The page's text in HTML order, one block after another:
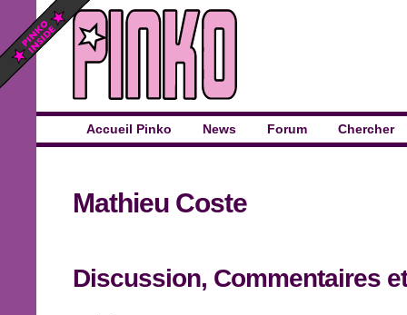
Accueil Pinko News Forum Chercher
Mathieu Coste
Discussion, Commentaires